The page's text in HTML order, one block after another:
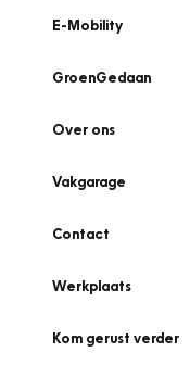
E-Mobility
GroenGedaan
Over ons
Vakgarage
Contact
Werkplaats
Kom gerust verder